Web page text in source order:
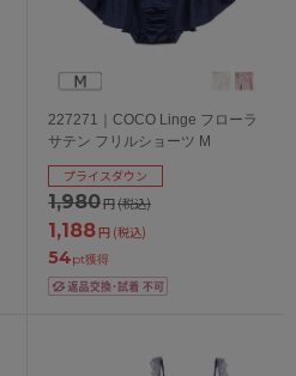
227271｜COCO Linge フローラ
サテン フリルショーツ M
1,980円(税込)
プライスダウン
1,188円 (税込)
54pt獲得